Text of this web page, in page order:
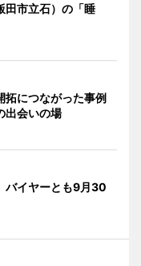
田市立石）の「睡
拓につながった事例
出会いの場
バイヤーとも9月30